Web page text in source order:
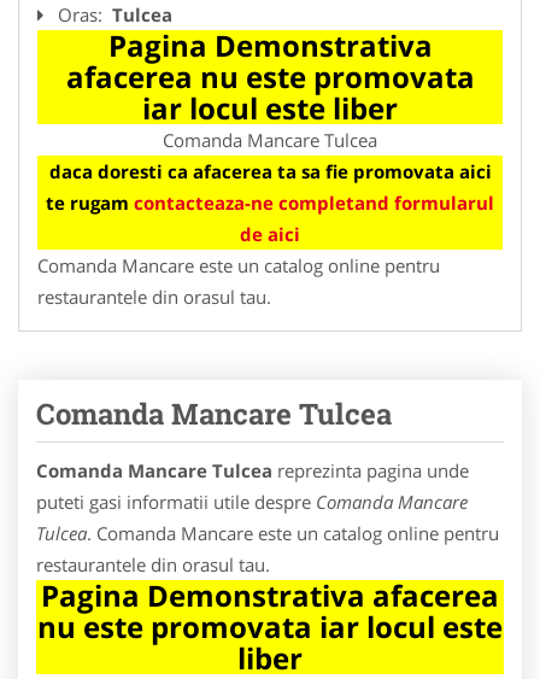
Oras: Tulcea
Pagina Demonstrativa
afacerea nu este promovata
iar locul este liber
Comanda Mancare Tulcea
daca doresti ca afacerea ta sa fie promovata aici
te rugam contacteaza-ne completand formularul
de aici
Comanda Mancare este un catalog online pentru
restaurantele din orasul tau.
Comanda Mancare Tulcea
Comanda Mancare Tulcea reprezinta pagina unde
puteti gasi informatii utile despre Comanda Mancare
Tulcea. Comanda Mancare este un catalog online pentru
restaurantele din orasul tau.
Pagina Demonstrativa afacerea
nu este promovata iar locul este
liber